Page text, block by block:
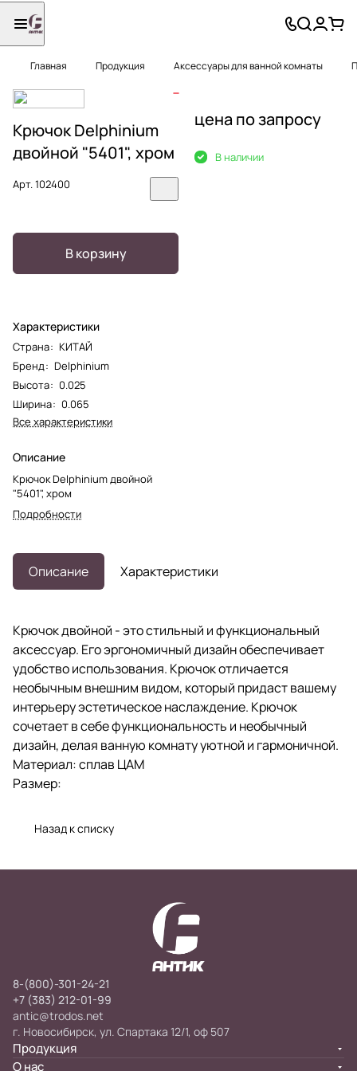
Главная Продукция Аксессуары для ванной комнаты
Крючок Delphinium
двойной "5401", хром
Арт.102400
В корзину
Характеристики
Страна: КИТАЙ
Бренд: Delphinium
Высота: 0.025
Ширина: 0.065
Все характеристики
Описание
Крючок Delphinium двойной
"5401", хром
Подробности
цена по запросу
В наличии
Описание Характеристики
Крючок двойной - это стильный и функциональный
аксессуар. Его эргономичный дизайн обеспечивает
удобство использования. Крючок отличается
необычным внешним видом, который придаст вашему
интерьеру эстетическое наслаждение. Крючок
сочетает в себе функциональность и необычный
дизайн, делая ванную комнату уютной и гармоничной.
Материал: сплав ЦАМ
Размер:
Назад к списку
8-(800)-301-24-21
+7 (383) 212-01-99
antic@trodos.net
г. Новосибирск, ул. Спартака 12/1, оф 507
Продукция
О нас